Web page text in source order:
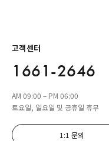
고객센터
1661-2646
AM 09:00 – PM 06:00
토요일, 일요일 및 공휴일 휴무
1:1 문의